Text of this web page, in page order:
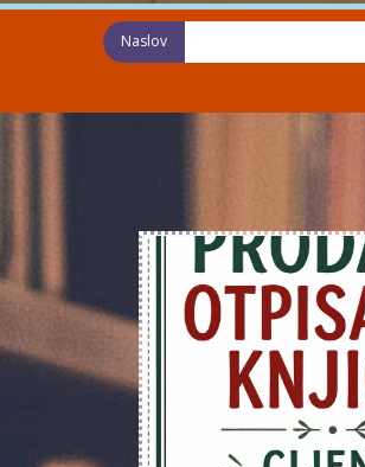
Naslov